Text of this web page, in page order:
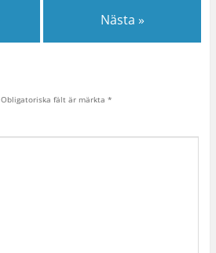
Nästa »
Obligatoriska fält är märkta *